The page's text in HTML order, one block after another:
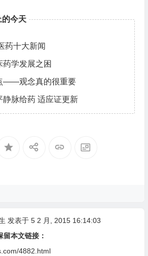
的今天
药十大新闻
药学发展之困
――观念真的很重要
静脉给药 适应证更新
发表于 5 2 月, 2015 16:14:03
留本文链接：
4882.html